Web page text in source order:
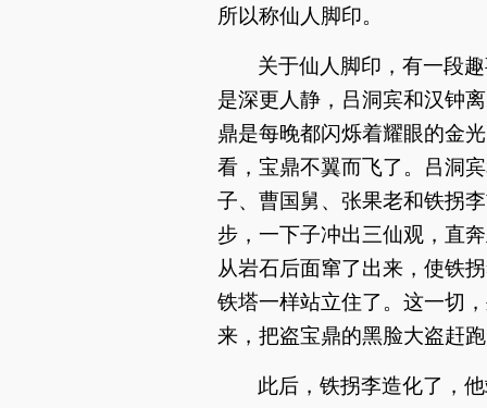
所以称仙人脚印。
关于仙人脚印，有一段
是深更人静，吕洞宾和汉钟
鼎是每晚都闪烁着耀眼的金
看，宝鼎不翼而飞了。吕洞
子、曹国舅、张果老和铁拐
步，一下子冲出三仙观，直
从岩石后面窜了出来，使铁
铁塔一样站立住了。这一切
来，把盗宝鼎的黑脸大盗赶
此后，铁拐李造化了，